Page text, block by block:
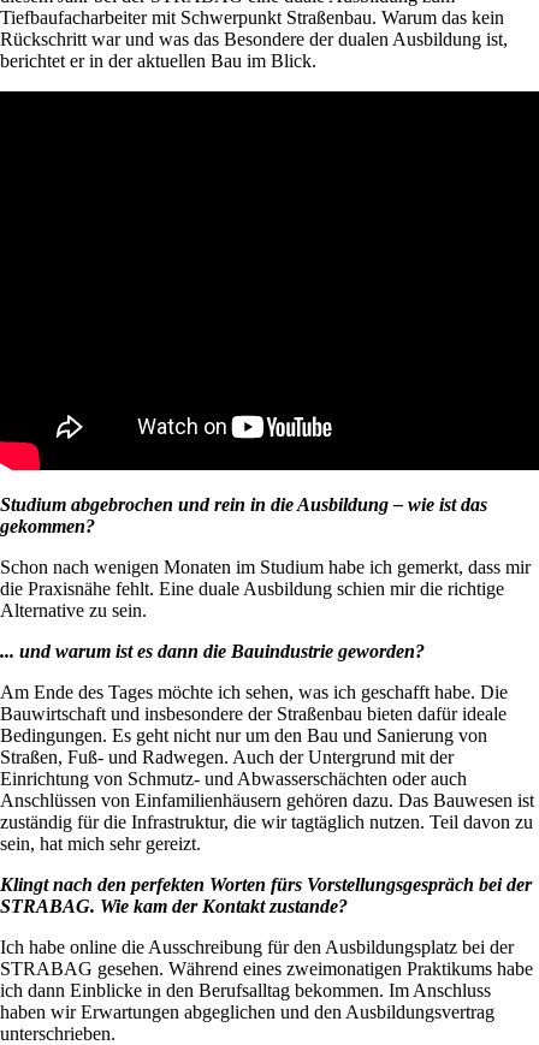
Tiefbaufacharbeiter mit Schwerpunkt Straßenbau. Warum das kein
Rückschritt war und was das Besondere der dualen Ausbildung ist,
berichtet er in der aktuellen Bau im Blick.
Studium abgebrochen und rein in die Ausbildung – wie ist das
gekommen?
Schon nach wenigen Monaten im Studium habe ich gemerkt, dass mir
die Praxisnähe fehlt. Eine duale Ausbildung schien mir die richtige
Alternative zu sein.
... und warum ist es dann die Bauindustrie geworden?
Am Ende des Tages möchte ich sehen, was ich geschafft habe. Die
Bauwirtschaft und insbesondere der Straßenbau bieten dafür ideale
Bedingungen. Es geht nicht nur um den Bau und Sanierung von
Straßen, Fuß- und Radwegen. Auch der Untergrund mit der
Einrichtung von Schmutz- und Abwasserschächten oder auch
Anschlüssen von Einfamilienhäusern gehören dazu. Das Bauwesen ist
zuständig für die Infrastruktur, die wir tagtäglich nutzen. Teil davon zu
sein, hat mich sehr gereizt.
Klingt nach den perfekten Worten fürs Vorstellungsgespräch bei der
STRABAG. Wie kam der Kontakt zustande?
Ich habe online die Ausschreibung für den Ausbildungsplatz bei der
STRABAG gesehen. Während eines zweimonatigen Praktikums habe
ich dann Einblicke in den Berufsalltag bekommen. Im Anschluss
haben wir Erwartungen abgeglichen und den Ausbildungsvertrag
unterschrieben.